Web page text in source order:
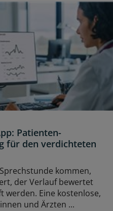
Patienten-
für den verdichteten
kommen,
der Verlauf bewertet
Eine kostenlose,
und Ärzten ...